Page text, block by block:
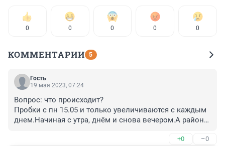
0 0 0 0 0
КОММЕНТАРИИ 5
Гость
19 мая 2023, 07:24
Вопрос: что происходит?
Пробки с пн 15.05 и только увеличиваются с каждым
днем.Начиная с утра, днём и снова вечером.А районе
+0 –0